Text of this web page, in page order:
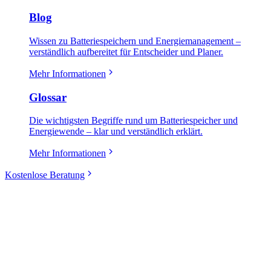
Blog
Wissen zu Batteriespeichern und Energiemanagement –
verständlich aufbereitet für Entscheider und Planer.
Mehr Informationen
Glossar
Die wichtigsten Begriffe rund um Batteriespeicher und
Energiewende – klar und verständlich erklärt.
Mehr Informationen
Kostenlose Beratung